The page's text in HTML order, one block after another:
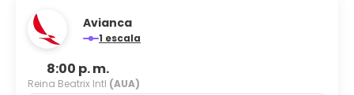
Avianca
1 escala
8:00 p. m.
Reina Beatrix Intl (AUA)